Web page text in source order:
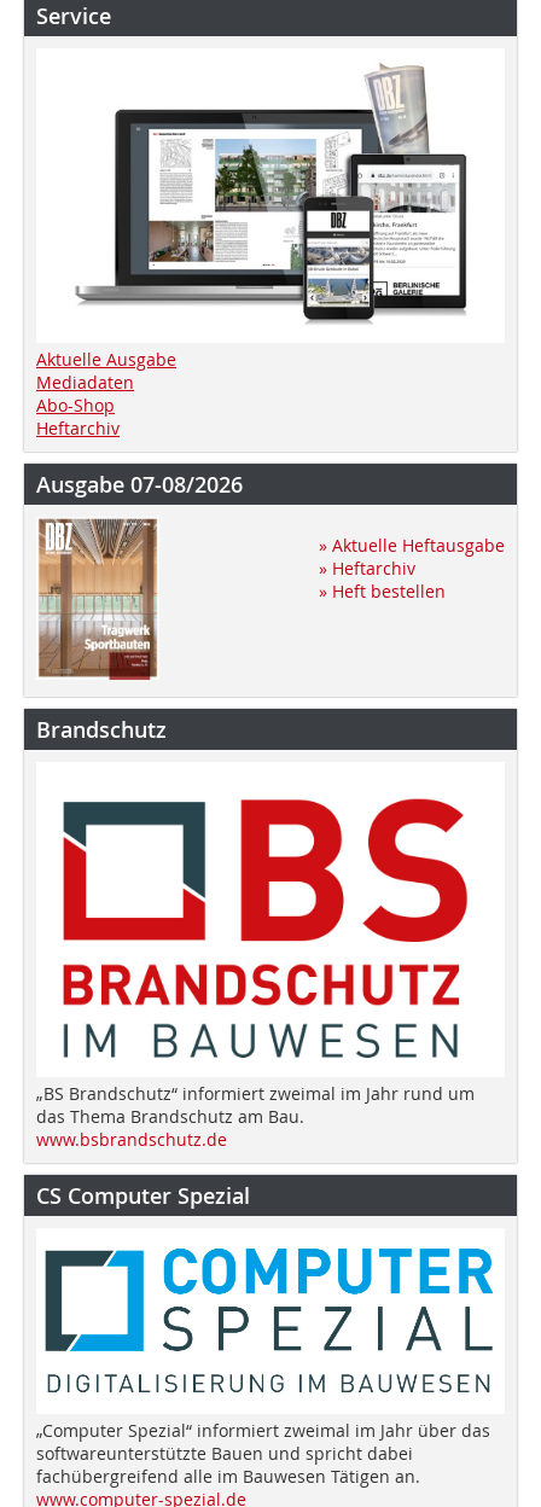
Service
Aktuelle Ausgabe
Mediadaten
Abo-Shop
Heftarchiv
Ausgabe 07-08/2026
» Aktuelle Heftausgabe
» Heftarchiv
» Heft bestellen
Brandschutz
„BS Brandschutz“ informiert zweimal im Jahr rund um
das Thema Brandschutz am Bau.
www.bsbrandschutz.de
CS Computer Spezial
„Computer Spezial“ informiert zweimal im Jahr über das
softwareunterstützte Bauen und spricht dabei
fachübergreifend alle im Bauwesen Tätigen an.
www.computer-spezial.de